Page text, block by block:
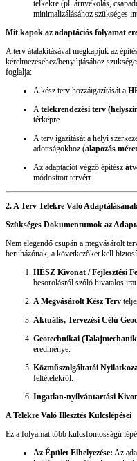
telkekre (pl. árnyékolás,
minimalizálásához szükséges
Mit kapok az adaptációs folyamat
A terv átalakításával megkapjuk az
kérelmezéséhez/benyújtásához
foglalja:
A kész terv hozzáigazítását a
Atelekrendezési terv
térképre.
A terv igazítását a helyi
adottságokhoz (alapozás
Az adaptációt végző építész
módosított tervért.
2. A Terv Telekre Való
Szükséges Dokumentumok az
Nem elegendő csupán a megvásárolt
beruházónak, a következőket kell
HÉSZ Kivonat / Fejlesztési
besorolásról szóló hivatalos irat.
A Megvásárolt Kész Terv
Aktuális, Tervezési Célú
Geotechnikai
eredménye.
Közműszolgáltatói
feltételekről.
Ingatlan-nyilvántartási
A Telekre Való Illesztés Kulcslépései
Ez a folyamat több kulcsfontosságú
Az Épület Elhelyezése: Az